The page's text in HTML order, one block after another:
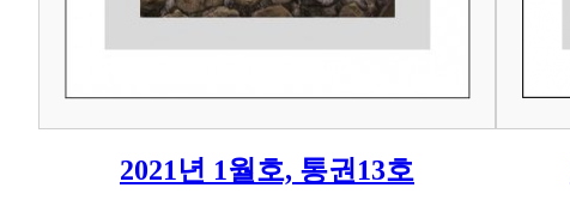
2021년 1월호, 통권13호